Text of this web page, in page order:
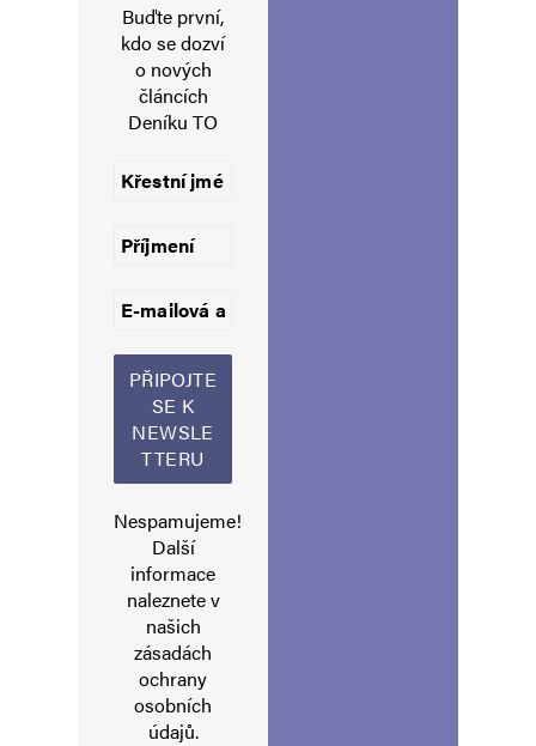
Uložit do prohlížeče jméno, e-mail a webovou stránku pro budoucí
Informujte mě o nových komentářích e-mailem.
Alternative:
Buďte první,
kdo se dozví
o nových
článcích
Deníku TO
Nespamujeme!
Další
informace
naleznete v
našich
zásadách
ochrany
osobních
údajů.